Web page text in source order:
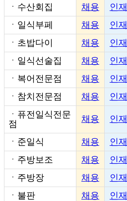
ㆍ 수산회집 채용
인재
ㆍ 일식부페 채용
인재
ㆍ 초밥다이 채용
인재
ㆍ 일식선술집 채용
인재
ㆍ 복어전문점 채용
인재
ㆍ 참치전문점 채용
인재
ㆍ 퓨전일식전문
점
채용 인재
ㆍ 준일식 채용
인재
ㆍ 주방보조 채용
인재
ㆍ 주방장 채용
인재
ㆍ 불판 채용
인재